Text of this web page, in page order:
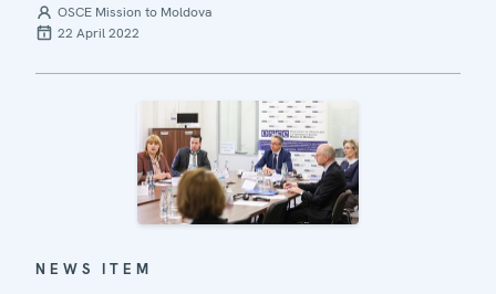
OSCE Mission to Moldova
22 April 2022
NEWS ITEM